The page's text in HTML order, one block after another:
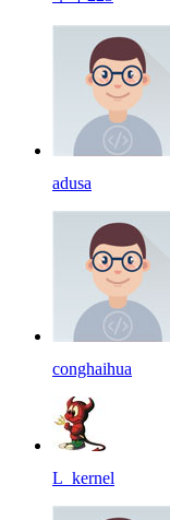
adusa
conghaihua
L_kernel